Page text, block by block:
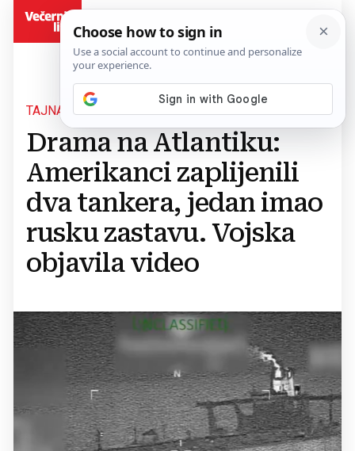
TAJNA OPERACIJA
Drama na Atlantiku:
Amerikanci zaplijenili
dva tankera, jedan imao
rusku zastavu. Vojska
objavila video